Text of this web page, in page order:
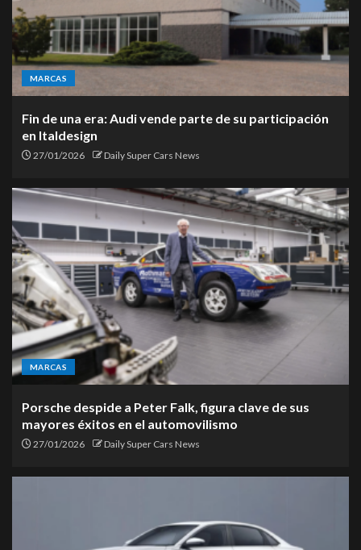
MARCAS
Fin de una era: Audi vende parte de su participación
en Italdesign
27/01/2026 Daily Super Cars News
MARCAS
Porsche despide a Peter Falk, figura clave de sus
mayores éxitos en el automovilismo
27/01/2026 Daily Super Cars News